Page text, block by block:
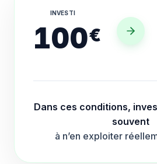
INVESTI
100€
Dans ces conditions,
souvent
à n’en exploiter